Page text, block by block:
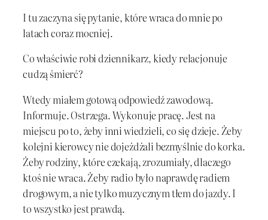
I tu zaczyna się pytanie, które wraca do mnie po
latach coraz mocniej.
Co właściwie robi dziennikarz, kiedy relacjonuje
cudzą śmierć?
Wtedy miałem gotową odpowiedź zawodową.
Informuje. Ostrzega. Wykonuje pracę. Jest na
miejscu po to, żeby inni wiedzieli, co się dzieje. Żeby
kolejni kierowcy nie dojeżdżali bezmyślnie do korka.
Żeby rodziny, które czekają, zrozumiały, dlaczego
ktoś nie wraca. Żeby radio było naprawdę radiem
drogowym, a nie tylko muzycznym tłem do jazdy. I
to wszystko jest prawdą.